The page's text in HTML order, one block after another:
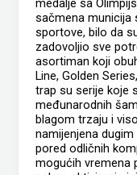
medalje sa
sačmena municija
sportove, bilo da
zadovoljio sve
asortiman koji
Line, Golden
trap su serije koje
međunarodnih
blagom trzaju i
namijenjena
pored odličnih
mogućih vremena